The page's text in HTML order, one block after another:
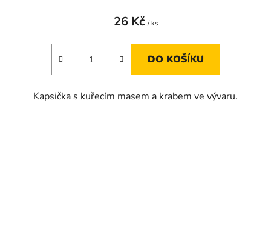
26 Kč / ks
DO KOŠÍKU
Kapsička s kuřecím masem a krabem ve vývaru.